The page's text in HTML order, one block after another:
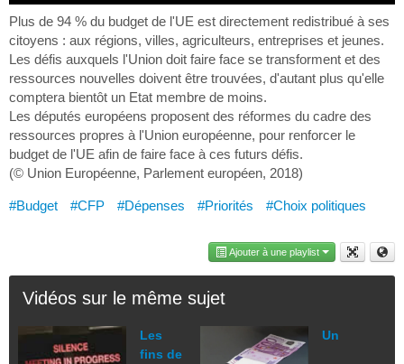
Plus de 94 % du budget de l'UE est directement redistribué à ses
citoyens : aux régions, villes, agriculteurs, entreprises et jeunes.
Les défis auxquels l'Union doit faire face se transforment et des
ressources nouvelles doivent être trouvées, d'autant plus qu'elle
comptera bientôt un Etat membre de moins.
Les députés européens proposent des réformes du cadre des
ressources propres à l'Union européenne, pour renforcer le
budget de l'UE afin de faire face à ces futurs défis.
(© Union Européenne, Parlement européen, 2018)
#Budget #CFP #Dépenses #Priorités #Choix politiques
Ajouter à une playlist
Vidéos sur le même sujet
Les
fins de
Un